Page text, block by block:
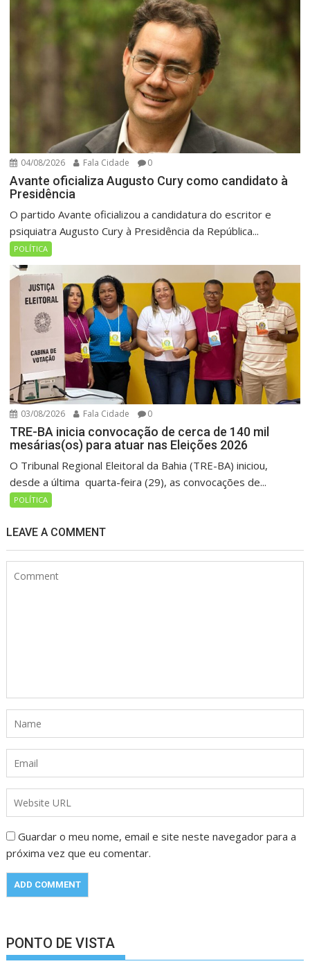
04/08/2026 Fala Cidade 0
Avante oficializa Augusto Cury como candidato à
Presidência
O partido Avante oficializou a candidatura do escritor e
psiquiatra Augusto Cury à Presidência da República...
POLÍTICA
03/08/2026 Fala Cidade 0
TRE-BA inicia convocação de cerca de 140 mil
mesárias(os) para atuar nas Eleições 2026
O Tribunal Regional Eleitoral da Bahia (TRE-BA) iniciou,
desde a última quarta-feira (29), as convocações de...
POLÍTICA
LEAVE A COMMENT
Guardar o meu nome, email e site neste navegador para a
próxima vez que eu comentar.
PONTO DE VISTA